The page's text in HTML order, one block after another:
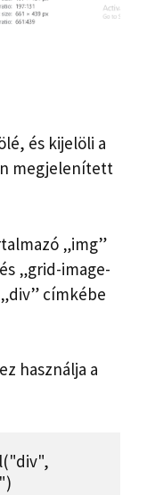
és kijelöli a
megjelenített
„img”
„grid-image-
címkébe
használja a